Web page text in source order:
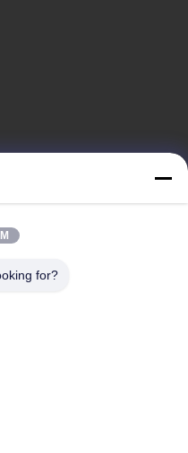
Nanhai Foshan Guangdong
for?